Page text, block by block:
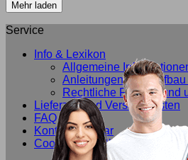
Mehr laden
Service
Info & Lexikon
Allgemeine
Anleitungen zum
Rechtliche Fragen rund
Lieferzeit und Versandkosten
FAQ
Kontaktformular
Cookie-Einstellungen ändern